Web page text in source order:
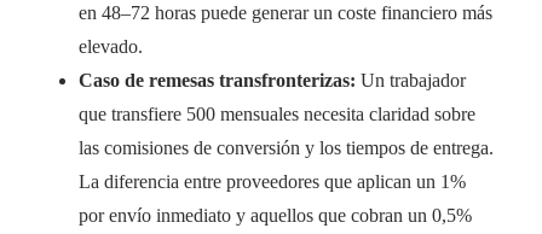
en 48–72 horas puede generar un coste financiero más
elevado.
Caso de remesas transfronterizas: Un trabajador
que transfiere 500 mensuales necesita claridad sobre
las comisiones de conversión y los tiempos de entrega.
La diferencia entre proveedores que aplican un 1%
por envío inmediato y aquellos que cobran un 0,5%